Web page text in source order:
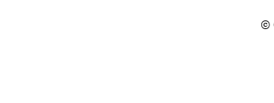
©